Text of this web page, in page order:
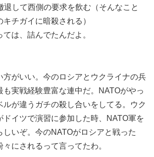
退して西側の要求を飲む（そんなこと
キチガイに暗殺される）
は、詰んでたんだよ。
方がいい。今のロシアとウクライナの兵
も実戦経験豊富な連中だ。NATOがやっ
ルが違うガチの殺し合いをしてる。ウク
ドイツで演習に参加した時、NATO軍を
しいぞ。今のNATOがロシアと戦った
にされるって言ってたわ。